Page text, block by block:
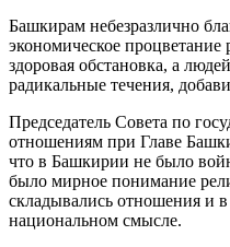
Башкирам небезразлично
экономическое
здоровая обстановка, а
радикальные течения,
Председатель Совета по
отношениям при Главе
что в Башкирии не было
было мирное понимание
складывались отношения и
национальном смысле.